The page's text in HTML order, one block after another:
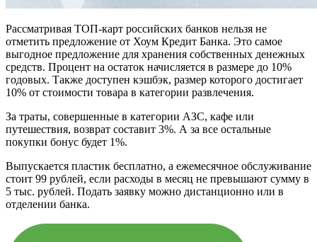
Рассматривая ТОП-карт российских банков нельзя не
отметить предложение от Хоум Кредит Банка. Это самое
выгодное предложение для хранения собственных денежных
средств. Процент на остаток начисляется в размере до 10%
годовых. Также доступен кэшбэк, размер которого достигает
10% от стоимости товара в категории развлечения.
За траты, совершенные в категории АЗС, кафе или
путешествия, возврат составит 3%. А за все остальные
покупки бонус будет 1%.
Выпускается пластик бесплатно, а ежемесячное обслуживание
стоит 99 рублей, если расходы в месяц не превышают сумму в
5 тыс. рублей. Подать заявку можно дистанционно или в
отделении банка.